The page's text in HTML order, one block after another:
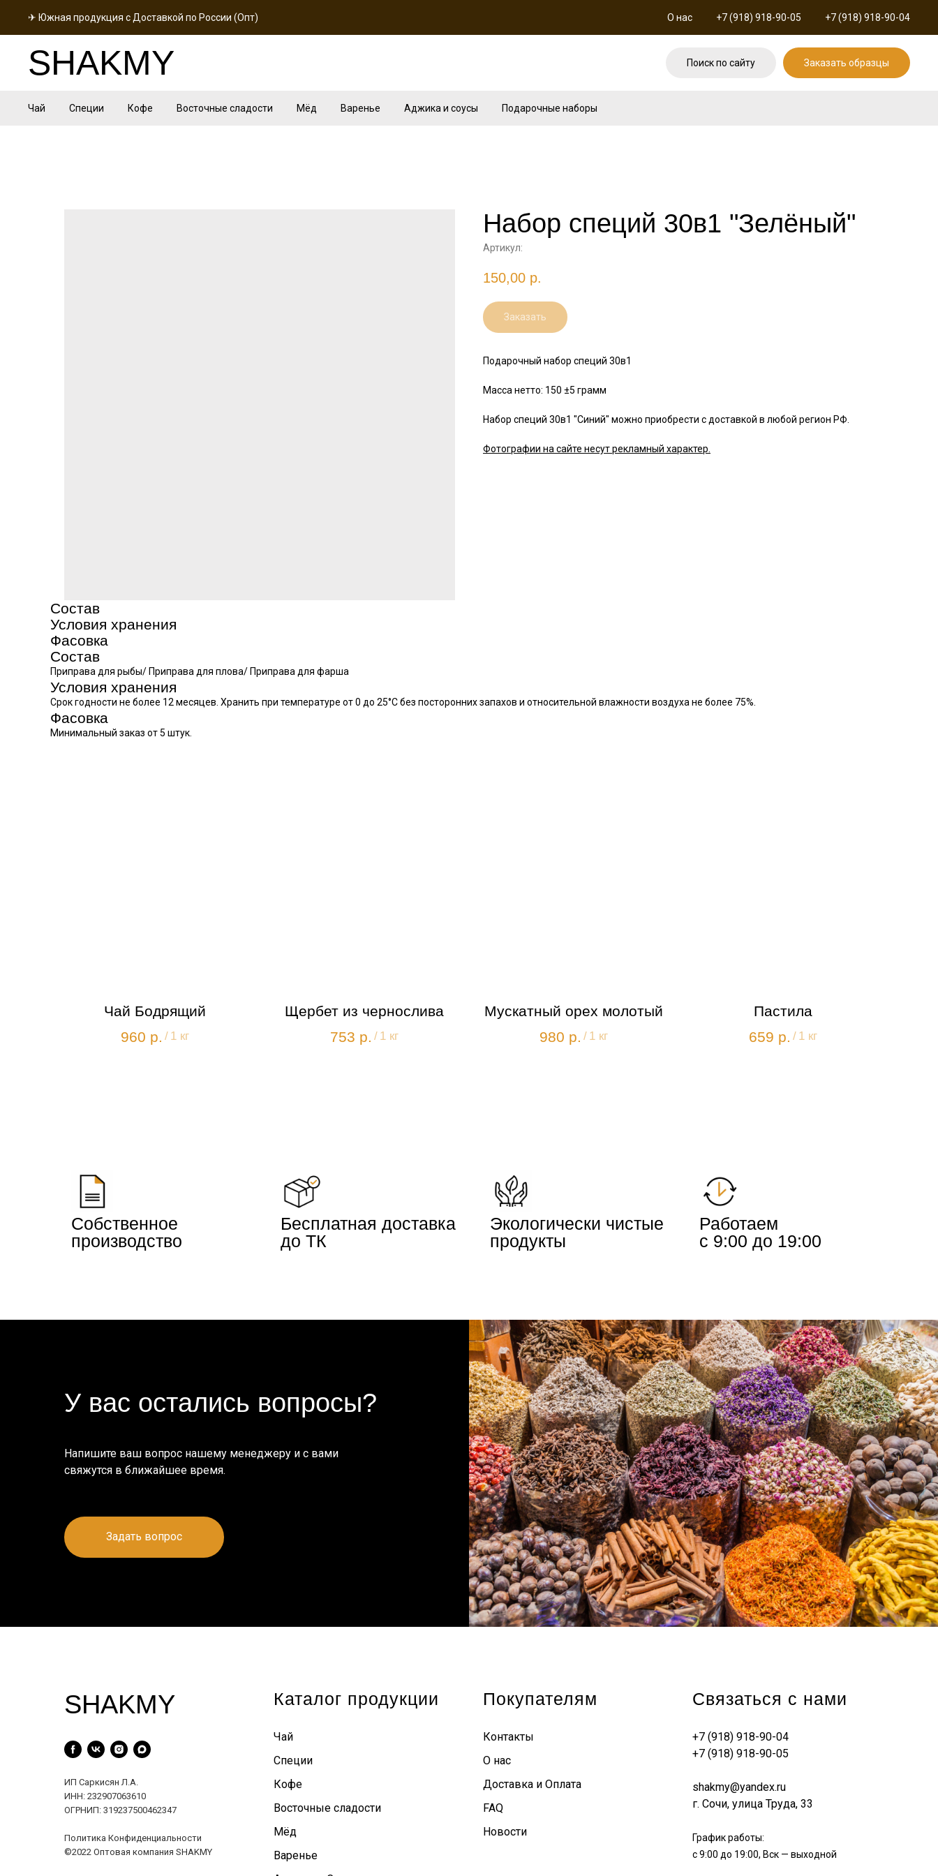
✈ Южная продукция с Доставкой по России (Опт) О нас +7 (918) 918-90-05 +7 (918) 918-90-04
SHAKMY Поиск по сайту Заказать образцы
Чай Специи Кофе Восточные сладости Мёд Варенье Аджика и соусы Подарочные наборы
Набор специй 30в1 "Зелёный"
Артикул:
150,00 р.
Заказать
Подарочный набор специй 30в1
Масса нетто: 150 ±5 грамм
Набор специй 30в1 "Синий" можно приобрести с доставкой в любой регион РФ.
Фотографии на сайте несут рекламный характер.
Состав
Условия хранения
Фасовка
Состав
Приправа для рыбы/ Приправа для плова/ Приправа для фарша
Условия хранения
Срок годности не более 12 месяцев. Хранить при температуре от 0 до 25°С без посторонних запахов и относительной влажности воздуха не более 75%.
Фасовка
Минимальный заказ от 5 штук.
Чай Бодрящий
960 р. / 1 кг
Щербет из чернослива
753 р. / 1 кг
Мускатный орех молотый
980 р. / 1 кг
Пастила
659 р. / 1 кг
Собственное
производство
Бесплатная доставка
до ТК
Экологически чистые
продукты
Работаем
с 9:00 до 19:00
У вас остались вопросы?
Напишите ваш вопрос нашему менеджеру и с вами
свяжутся в ближайшее время.
Задать вопрос
SHAKMY
ИП Саркисян Л.А.
ИНН: 232907063610
ОГРНИП: 319237500462347
Политика Конфиденциальности
©2022 Оптовая компания SHAKMY
Каталог продукции
Чай
Специи
Кофе
Восточные сладости
Мёд
Варенье
Покупателям
Контакты
О нас
Доставка и Оплата
FAQ
Новости
Связаться с нами
+7 (918) 918-90-04
+7 (918) 918-90-05
shakmy@yandex.ru
г. Сочи, улица Труда, 33
График работы:
с 9:00 до 19:00, Вск — выходной